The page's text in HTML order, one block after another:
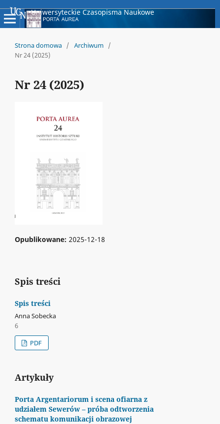
Uniwersyteckie Czasopisma Naukowe
Strona domowa / Archiwum /
Nr 24 (2025)
Nr 24 (2025)
Opublikowane: 2025-12-18
Spis treści
Spis treści
Anna Sobecka
6
PDF
Artykuły
Porta Argentariorum i scena ofiarna z
udziałem Sewerów – próba odtworzenia
schematu komunikacji obrazowej